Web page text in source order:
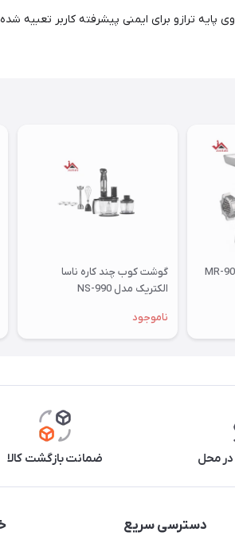
ترازو برای ایمنی پیشرفته کاربر تعبیه
گوشت کوب چند کاره ناسا
الکتریک مدل NS-990
ناموجود
در محل ضمانت بازگشت کالا
دسترسی سریع